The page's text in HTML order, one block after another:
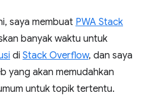
saya membuat PWA Stack
banyak waktu untuk
di Stack Overflow, dan saya
yang akan memudahkan
untuk topik tertentu.